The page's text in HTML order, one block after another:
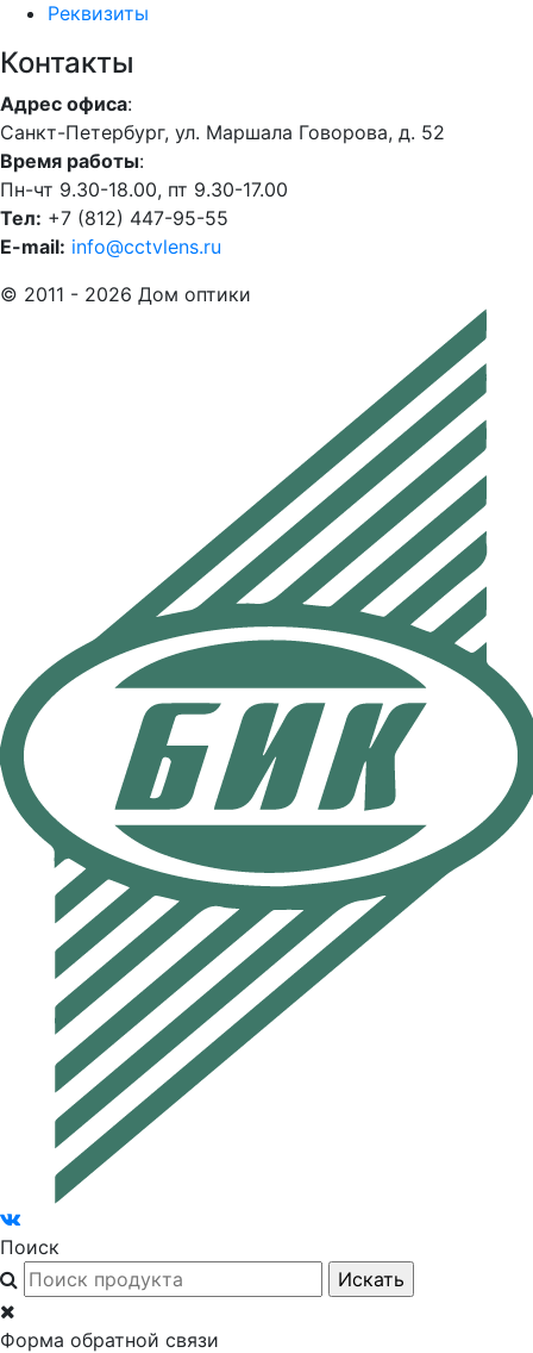
Реквизиты
Контакты
Адрес офиса:
Санкт-Петербург, ул. Маршала Говорова, д. 52
Время работы:
Пн-чт 9.30-18.00, пт 9.30-17.00
Тел: +7 (812) 447-95-55
E-mail: info@cctvlens.ru
© 2011 - 2026 Дом оптики
Поиск
Форма обратной связи